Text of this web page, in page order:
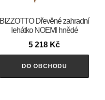
BIZZOTTO Dřevěné zahradní
lehátko NOEMI hnědé
5 218 Kč
DO OBCHODU